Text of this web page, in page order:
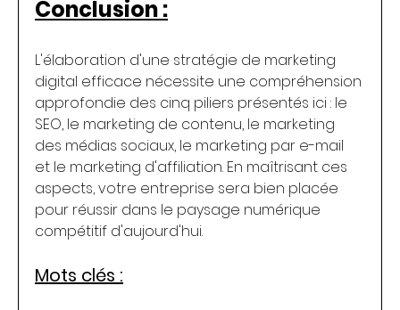
Conclusion :
L'élaboration d'une stratégie de marketing
digital efficace nécessite une compréhension
approfondie des cinq piliers présentés ici : le
SEO, le marketing de contenu, le marketing
des médias sociaux, le marketing par e-mail
et le marketing d'affiliation. En maîtrisant ces
aspects, votre entreprise sera bien placée
pour réussir dans le paysage numérique
compétitif d'aujourd'hui.
Mots clés :